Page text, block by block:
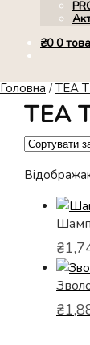
₴0 0
Головна /TEA
TEA
₴
₴